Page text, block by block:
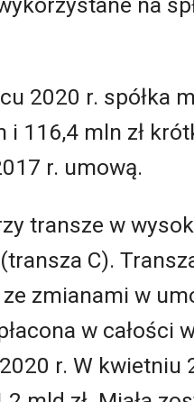
2020 r. spółka
116,4 mln zł
r. umową.
transze w
C).
zmianami w
w całości
r. W kwietniu